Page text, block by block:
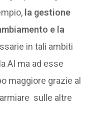
la gestione
e la
in tali ambiti
AI ma ad esse
maggiore grazie al
sulle altre